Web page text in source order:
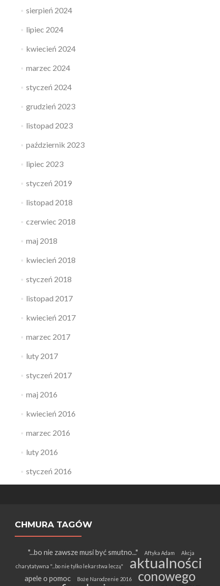
sierpień 2024
lipiec 2024
kwiecień 2024
marzec 2024
styczeń 2024
grudzień 2023
listopad 2023
październik 2023
lipiec 2023
styczeń 2019
listopad 2018
czerwiec 2018
maj 2018
kwiecień 2018
styczeń 2018
listopad 2017
kwiecień 2017
marzec 2017
luty 2017
styczeń 2017
maj 2016
kwiecień 2016
marzec 2016
luty 2016
styczeń 2016
CHMURA TAGÓW
"...bo nie zawsze musi być smutno..." Aftyka Adam Akcja
charytatywna "...bo nie tylko lekarstwa leczą" aktualności
apele o pomoc Boże Narodzenie 2016 conowego